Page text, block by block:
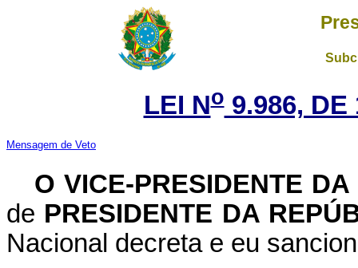
LEI No9.986, DE
Mensagem de Veto
O VICE-PRESIDENTE
de PRESIDENTE DA
Nacional decreta e eu